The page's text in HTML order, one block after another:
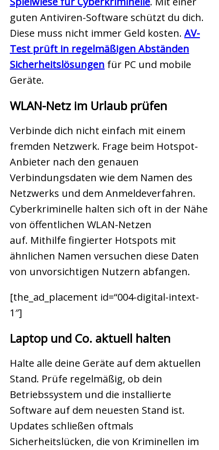
guten Antiviren-Software schützt du dich.
Diese muss nicht immer Geld kosten. AV-
Test prüft in regelmäßigen Abständen
Sicherheitslösungen für PC und mobile
Geräte.
WLAN-Netz im Urlaub prüfen
Verbinde dich nicht einfach mit einem
fremden Netzwerk. Frage beim Hotspot-
Anbieter nach den genauen
Verbindungsdaten wie dem Namen des
Netzwerks und dem Anmeldeverfahren.
Cyberkriminelle halten sich oft in der Nähe
von öffentlichen WLAN-Netzen
auf. Mithilfe fingierter Hotspots mit
ähnlichen Namen versuchen diese Daten
von unvorsichtigen Nutzern abfangen.
[the_ad_placement id=“004-digital-intext-
1″]
Laptop und Co. aktuell halten
Halte alle deine Geräte auf dem aktuellen
Stand. Prüfe regelmäßig, ob dein
Betriebssystem und die installierte
Software auf dem neuesten Stand ist.
Updates schließen oftmals
Sicherheitslücken, die von Kriminellen im